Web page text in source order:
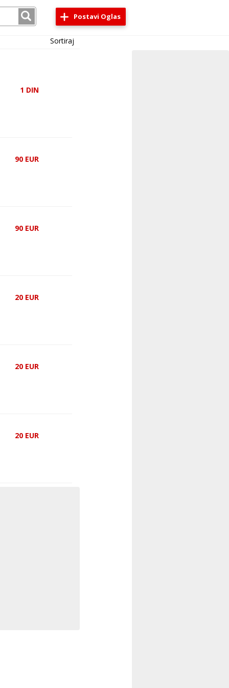
Postavi Oglas
Sortiraj
1 DIN
90 EUR
90 EUR
20 EUR
20 EUR
20 EUR